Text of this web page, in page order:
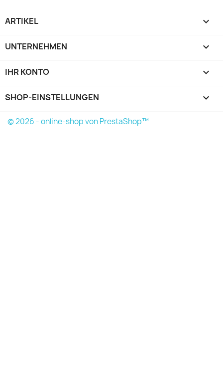
ARTIKEL 
UNTERNEHMEN 
IHR KONTO 
SHOP-EINSTELLUNGEN keyboard_arrow_down
© 2026 - online-shop von PrestaShop™